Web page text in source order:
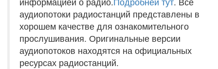
аудиопотоки радиостанций представлены в
хорошем качестве для ознакомительного
прослушивания. Оригинальные версии
аудиопотоков находятся на официальных
ресурсах радиостанций.